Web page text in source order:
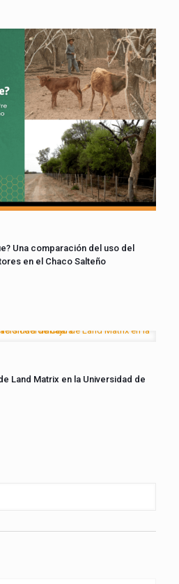
Una comparación del uso del
en el Chaco Salteño
Land Matrix en la Universidad de